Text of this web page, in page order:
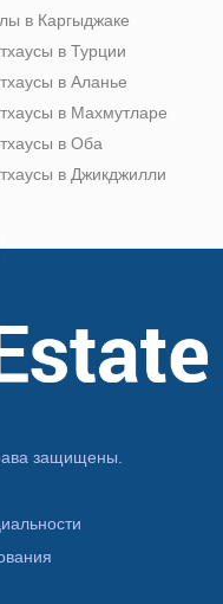
в Каргыджаке
в Турции
в Аланье
в Махмутларе
в Оба
в Джикджилли
защищены.